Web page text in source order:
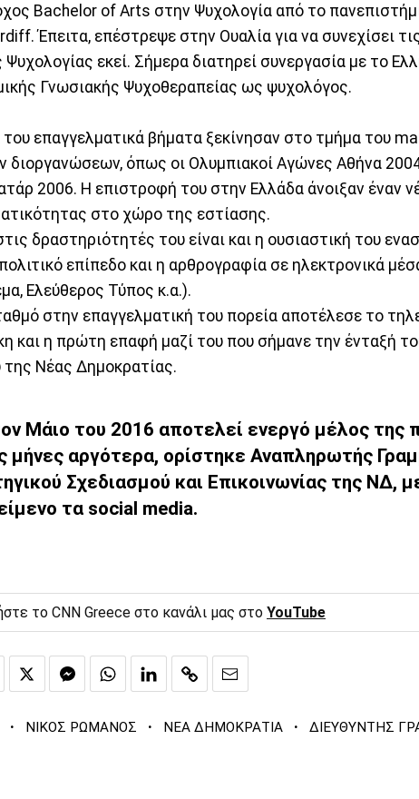
Bachelor of Arts στην Ψυχολογία από το
Έπειτα, επέστρεψε στην Ουαλία για να συνεχίσει
εκεί. Σήμερα διατηρεί συνεργασία με το
Γνωσιακής Ψυχοθεραπείας ως ψυχολόγος.
επαγγελματικά βήματα ξεκίνησαν στο τμήμα του
διοργανώσεων, όπως οι Ολυμπιακοί Αγώνες Αθήνα 2004
2006. Η επιστροφή του στην Ελλάδα άνοιξαν έναν
στο χώρο της εστίασης.
δραστηριότητές του είναι και η ουσιαστική του
επίπεδο και η αρθρογραφία σε ηλεκτρονικά
Ελεύθερος Τύπος κ.α.).
στην επαγγελματική του πορεία αποτέλεσε το
και η πρώτη επαφή μαζί του που σήμανε την ένταξή
Νέας Δημοκρατίας.
Μάιο του 2016 αποτελεί ενεργό μέλος της
μήνες αργότερα, ορίστηκε Αναπληρωτής
Σχεδιασμού και Επικοινωνίας της ΝΔ,
τα social media.
το CNN Greece στο κανάλι μας στο YouTube
· ΝΙΚΟΣ ΡΩΜΑΝΟΣ · ΝΕΑ ΔΗΜΟΚΡΑΤΙΑ · ΔΙΕΥΘΥΝΤΗΣ